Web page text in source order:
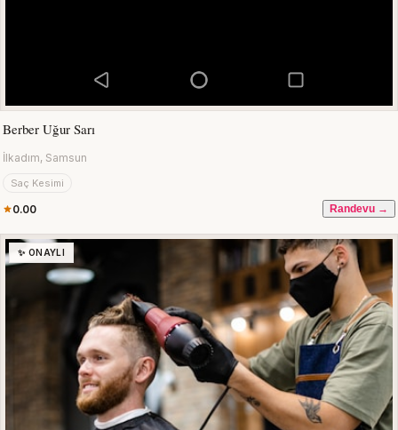
Berber Uğur Sarı
İlkadım, Samsun
Saç Kesimi
0.00 Randevu →
✨ ONAYLI